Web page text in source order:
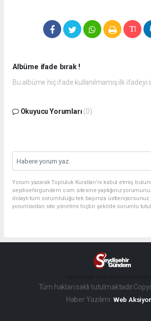
Albüme ifade bırak !
Bu albüme hiç ifade kullanılmamış ilk ifadeyi
Okuyucu Yorumları (0)
Yorum yazarak Topluluk Kuralları’nı kabul etmiş
seydisehirgundem.com sitesine yaptığınız
dolaylı tüm sorumluluğu tek başınıza üstleniyorsunuz.
yorumlardan site yönetimi hiçbir şekilde sorumlu
Tüm hakları saklı
Haber Yazılımı: Web